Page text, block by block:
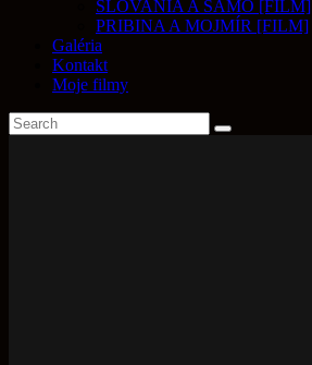
SLOVANIA A SAMO [FILM]
PRIBINA A MOJMÍR [FILM]
Galéria
Kontakt
Moje filmy